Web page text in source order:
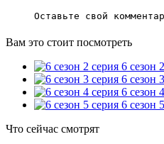
Оставьте свой
Вам это стоит посмотреть
6 сезон
6 сезон
6 сезон
6 сезон
Что сейчас смотрят